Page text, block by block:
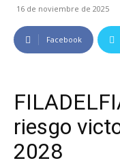
16 de noviembre de 2025
Facebook
riesgo
2028